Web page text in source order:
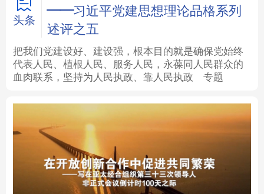
城市 旅游 能源 会展
彩票 娱乐 时尚 悦读
公益 一带一路 亚太网 上市公司
地方频道
天津 河北
头条
——习近平党建思想理论品格系列
述评之五
把我们党建设好、建设强，根本目的就是确保党始终
代表人民、植根人民、服务人民，永葆同人民群众的
血肉联系，坚持为人民执政、靠人民执政
专题